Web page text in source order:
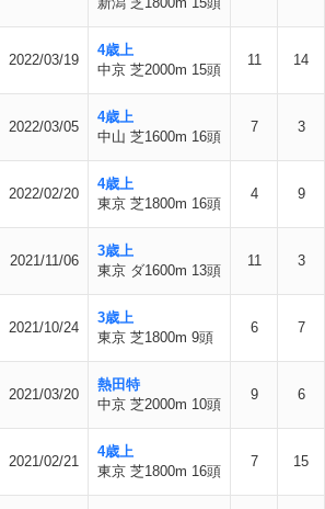
2022/03/19
4歳上
中京 芝2000m 15頭
11 14
2022/03/05
4歳上
中山 芝1600m 16頭
7 3
2022/02/20
4歳上
東京 芝1800m 16頭
4 9
2021/11/06
3歳上
東京 ダ1600m 13頭
11 3
2021/10/24
3歳上
東京 芝1800m 9頭
6 7
2021/03/20
熱田特
中京 芝2000m 10頭
9 6
2021/02/21
4歳上
東京 芝1800m 16頭
7 15